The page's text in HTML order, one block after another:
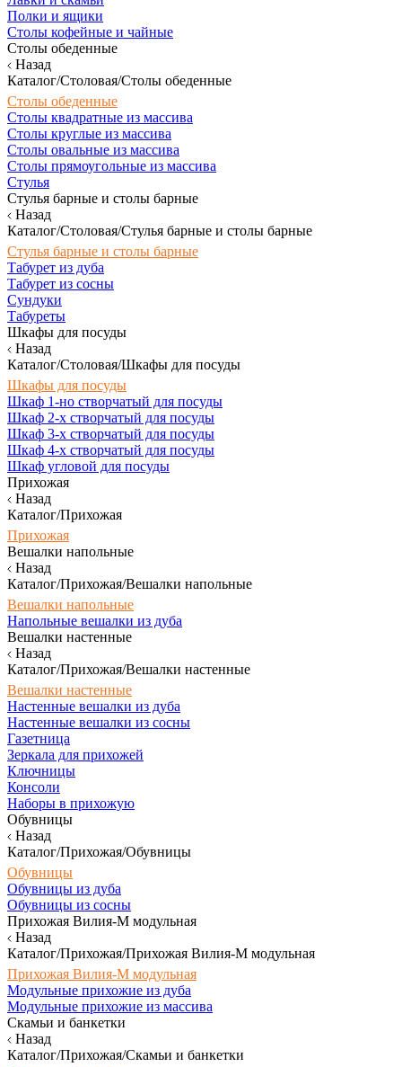
Полки и ящики
Столы кофейные и чайные
Столы обеденные
Назад
Каталог/Столовая/Столы обеденные
Столы обеденные
Столы квадратные из массива
Столы круглые из массива
Столы овальные из массива
Столы прямоугольные из массива
Стулья
Стулья барные и столы барные
Назад
Каталог/Столовая/Стулья барные и столы барные
Стулья барные и столы барные
Табурет из дуба
Табурет из сосны
Сундуки
Табуреты
Шкафы для посуды
Назад
Каталог/Столовая/Шкафы для посуды
Шкафы для посуды
Шкаф 1-но створчатый для посуды
Шкаф 2-х створчатый для посуды
Шкаф 3-х створчатый для посуды
Шкаф 4-х створчатый для посуды
Шкаф угловой для посуды
Прихожая
Назад
Каталог/Прихожая
Прихожая
Вешалки напольные
Назад
Каталог/Прихожая/Вешалки напольные
Вешалки напольные
Напольные вешалки из дуба
Вешалки настенные
Назад
Каталог/Прихожая/Вешалки настенные
Вешалки настенные
Настенные вешалки из дуба
Настенные вешалки из сосны
Газетница
Зеркала для прихожей
Ключницы
Консоли
Наборы в прихожую
Обувницы
Назад
Каталог/Прихожая/Обувницы
Обувницы
Обувницы из дуба
Обувницы из сосны
Прихожая Вилия-М модульная
Назад
Каталог/Прихожая/Прихожая Вилия-М модульная
Прихожая Вилия-М модульная
Модульные прихожие из дуба
Модульные прихожие из массива
Скамьи и банкетки
Назад
Каталог/Прихожая/Скамьи и банкетки